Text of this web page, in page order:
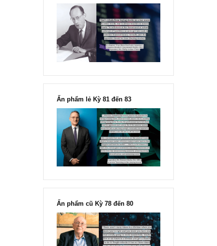
chỉ vì chiến tranh”, ngài Philip
Ấn phẩm lẻ Kỳ 81 đến 83